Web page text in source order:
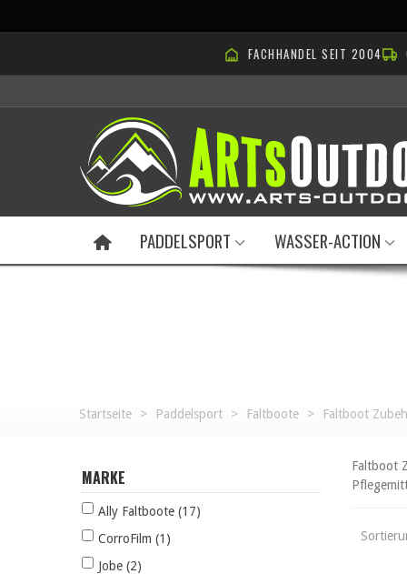
FACHHANDEL SEIT 2004
PADDELSPORT WASSER-ACTION
Startseite > Paddelsport > Faltboote > Faltboot
MARKE
Ally Faltboote (17)
CorroFilm (1)
Jobe (2)
Faltboot